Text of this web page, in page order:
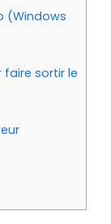
(Windows
faire sortir le